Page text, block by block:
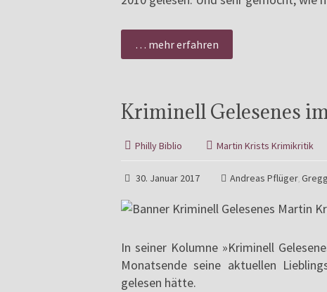
… mehr erfahren
Kriminell Gelesenes im
Philly Biblio Martin Krists Krimikritik
30. Januar 2017 Andreas Pflüger,
In seiner Kolumne »Kriminell
Monatsende seine aktuellen
gelesen hätte.